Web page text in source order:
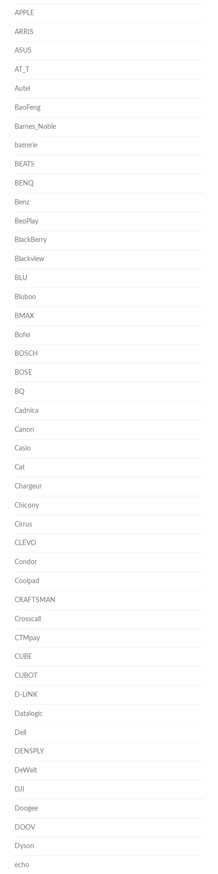
APPLE
ARRIS
ASUS
AT_T
Autel
BaoFeng
Barnes_Noble
batterie
BEATS
BENQ
Benz
BeoPlay
BlackBerry
Blackview
BLU
Bluboo
BMAX
Bofei
BOSCH
BOSE
BQ
Cadnica
Canon
Casio
Cat
Chargeur
Chicony
Cirrus
CLEVO
Condor
Coolpad
CRAFTSMAN
Crosscall
CTMpay
CUBE
CUBOT
D-LINK
Datalogic
Dell
DENSPLY
DeWalt
DJI
Doogee
DOOV
Dyson
echo